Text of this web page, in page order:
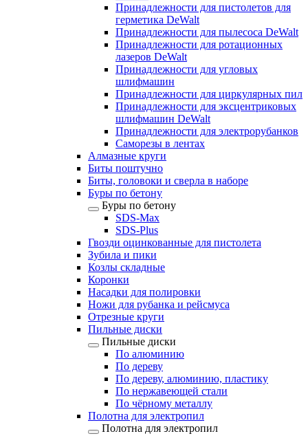
Принадлежности для пистолетов для
герметика DeWalt
Принадлежности для пылесоса DeWalt
Принадлежности для ротационных
лазеров DeWalt
Принадлежности для угловых
шлифмашин
Принадлежности для циркулярных пил
Принадлежности для эксцентриковых
шлифмашин DeWalt
Принадлежности для электрорубанков
Саморезы в лентах
Алмазные круги
Биты поштучно
Биты, головоки и сверла в наборе
Буры по бетону
Буры по бетону
SDS-Max
SDS-Plus
Гвозди оцинкованные для пистолета
Зубила и пики
Козлы складные
Коронки
Насадки для полировки
Ножи для рубанка и рейсмуса
Отрезные круги
Пильные диски
Пильные диски
По алюминию
По дереву
По дереву, алюминию, пластику
По нержавеющей стали
По чёрному металлу
Полотна для электропил
Полотна для электропил